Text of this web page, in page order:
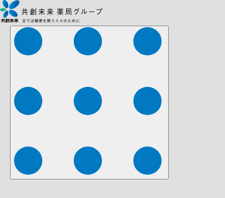
株式会社ファーマみらい 株式会社ストレチア